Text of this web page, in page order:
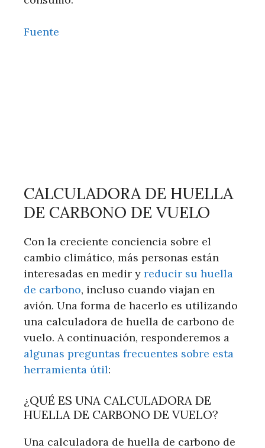
Fuente
CALCULADORA DE HUELLA
DE CARBONO DE VUELO
Con la creciente conciencia sobre el
cambio climático, más personas están
interesadas en medir y reducir su huella
de carbono, incluso cuando viajan en
avión. Una forma de hacerlo es utilizando
una calculadora de huella de carbono de
vuelo. A continuación, responderemos a
algunas preguntas frecuentes sobre esta
herramienta útil:
¿QUÉ ES UNA CALCULADORA DE
HUELLA DE CARBONO DE VUELO?
Una calculadora de huella de carbono de